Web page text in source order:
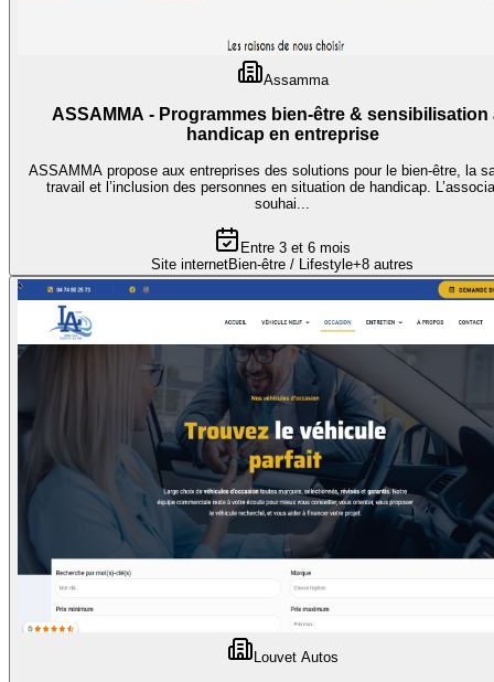
Assamma
ASSAMMA - Programmes bien-être & sensibilisation au
handicap en entreprise
ASSAMMA propose aux entreprises des solutions pour le bien-être, la
travail et l’inclusion des personnes en situation de handicap.
souhai...
Entre 3 et 6 mois
Site internetBien-être / Lifestyle+8 autres
Louvet Autos